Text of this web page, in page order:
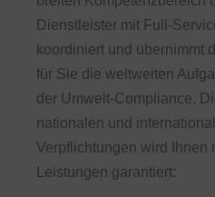
Dienstleister mit Full-
koordiniert und übernimmt
für Sie die weltweiten
der Umwelt-Compliance.
nationalen und
Verpflichtungen wird Ihnen
Leistungen garantiert: